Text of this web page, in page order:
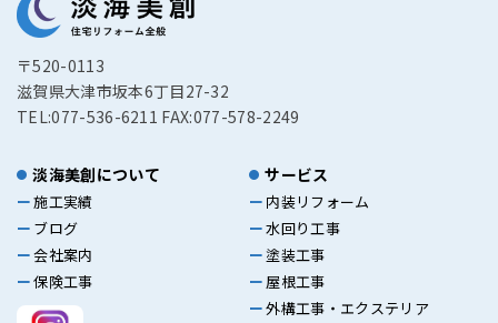
〒520-0113
滋賀県大津市坂本6丁目27-32
TEL:077-536-6211 FAX:077-578-2249
淡海美創について
施工実績
ブログ
会社案内
保険工事
サービス
内装リフォーム
水回り工事
塗装工事
屋根工事
外構工事・エクステリア